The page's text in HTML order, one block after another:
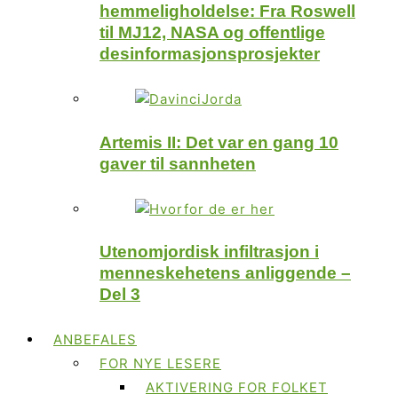
hemmeligholdelse: Fra Roswell
til MJ12, NASA og offentlige
desinformasjonsprosjekter
Artemis II: Det var en gang 10
gaver til sannheten
Utenomjordisk infiltrasjon i
menneskehetens anliggende –
Del 3
ANBEFALES
FOR NYE LESERE
AKTIVERING FOR FOLKET